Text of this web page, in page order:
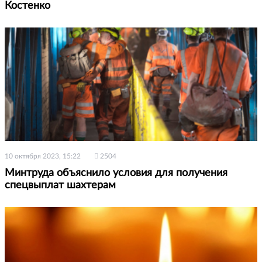
Костенко
10 октября 2023, 15:22 2504
Минтруда объяснило условия для получения
спецвыплат шахтерам